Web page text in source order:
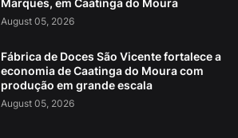
Marques, em Caatinga do Moura
August 05, 2026
Fábrica de Doces São Vicente fortalece a
economia de Caatinga do Moura com
produção em grande escala
August 05, 2026